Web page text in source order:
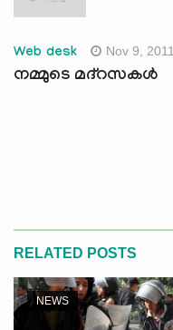
Web desk Nov 9, 2011
നമ്മുടെ മദ്‌റസകള്‍
RELATED POSTS
NEWS